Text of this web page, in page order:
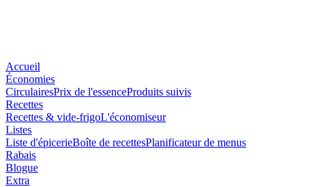
Accueil
Économies
CirculairesPrix de l'essenceProduits suivis
Recettes
Recettes & vide-frigoL'économiseur
Listes
Liste d'épicerieBoîte de recettesPlanificateur de menus
Rabais
Blogue
Extra